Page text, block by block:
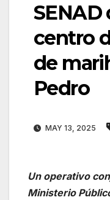
SENAD
centro
de
Pedro
MAY 13, 2025
Un operativo
Ministerio